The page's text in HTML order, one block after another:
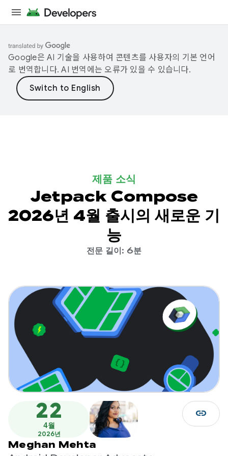
Google은 AI 기술을 사용하여 콘텐츠를 사용자의 기본 언어
로 번역합니다. AI 번역에는 오류가 있을 수 있습니다.
제품 소식
Jetpack Compose
2026년 4월 출시의 새로운 기
능
전문 길이: 6분
22
4월
2026년
Meghan Mehta
link